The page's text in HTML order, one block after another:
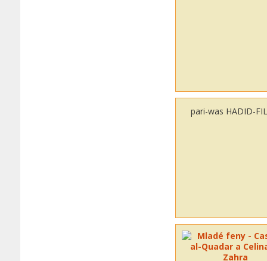
pari-was HADID-